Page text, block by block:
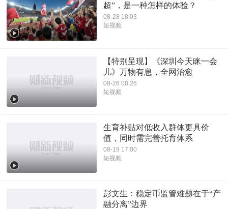
超”，是一种怎样的体验？
08-28 18:03
短视频
【特别呈现】《深圳今天眯一会
儿》万物有息，全网治愈
08-26 08:26
短视频
生育补贴对低收入群体更具价
值，同时需完善托育体系
08-19 17:00
短视频
彭文生：稳定币监管难题在于“产
融分离”边界